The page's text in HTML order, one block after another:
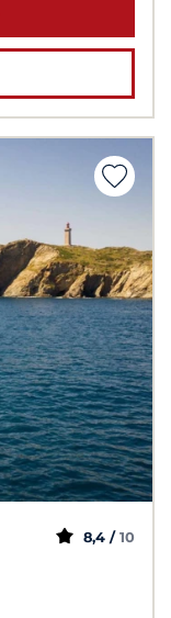
8,4 / 10